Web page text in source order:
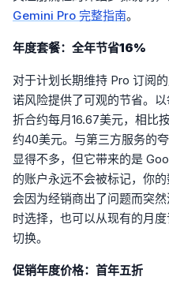
Gemini Pro 完整指南。
年度套餐：全年节省16%
对于计划长期维持 Pro 订阅
诺风险提供了可观的节省。
折合约每月16.67美元，相比
约40美元。与第三方服务的
显得不多，但它带来的是
的账户永远不会被标记，你
会因为经销商出了问题而突
时选择，也可以从现有的月
切换。
促销年度价格：首年五折